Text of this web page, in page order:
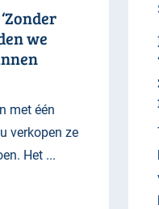
we
met één
verkopen ze
Het ...